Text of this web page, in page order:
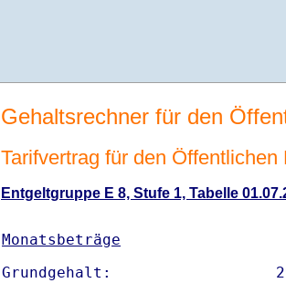
Gehaltsrechner für den
Tarifvertrag für den
Entgeltgruppe E 8, Stufe 1, Tabelle
Monatsbeträge